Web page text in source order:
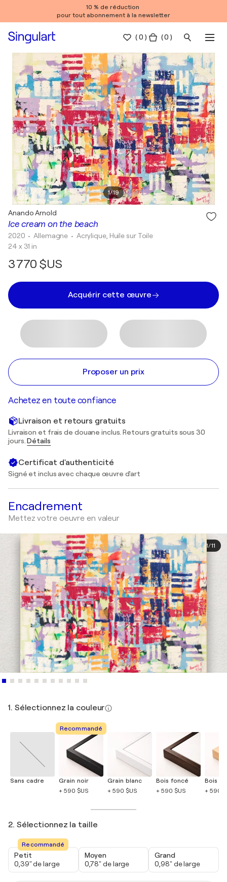
10 % de réduction
pour tout abonnement à la newsletter
(0 ) ( 0 )
1/19
Ice cream on the beach
Anando Arnold
2020 • Allemagne • Acrylique, Huile sur Toile
24 x 31 in
3 770 $US
Acquérir cette œuvre
Proposer un prix
Achetez en toute confiance
Livraison et retours gratuits
Livraison et frais de douane inclus. Retours gratuits sous 30
jours.Détails
Certificat d'authenticité
Signé et inclus avec chaque œuvre d'art
Encadrement
Mettez votre oeuvre en valeur
1/11
1. Sélectionnez la couleur
Sans cadre
Recommandé
Grain noir
+ 590 $US
Grain blanc
+ 590 $US
Bois foncé
+ 590 $US
Bois
+ 590
2. Sélectionnez la taille
Recommandé
Petit
0,39" de large
Moyen
0,78" de large
Grand
0,98" de large